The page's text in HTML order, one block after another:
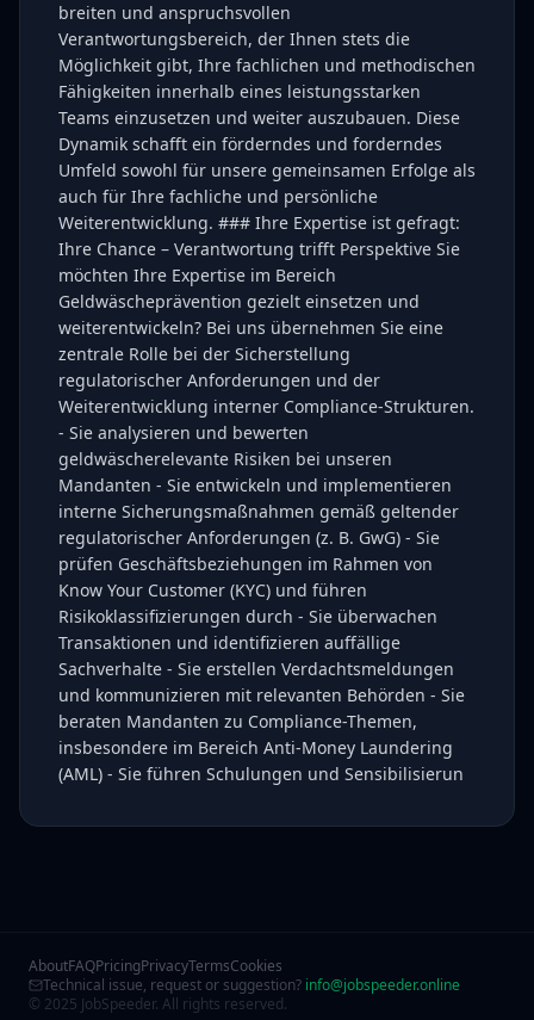
breiten und anspruchsvollen
Verantwortungsbereich, der Ihnen stets die
Möglichkeit gibt, Ihre fachlichen und methodischen
Fähigkeiten innerhalb eines leistungsstarken
Teams einzusetzen und weiter auszubauen. Diese
Dynamik schafft ein förderndes und forderndes
Umfeld sowohl für unsere gemeinsamen Erfolge als
auch für Ihre fachliche und persönliche
Weiterentwicklung. ### Ihre Expertise ist gefragt:
Ihre Chance – Verantwortung trifft Perspektive Sie
möchten Ihre Expertise im Bereich
Geldwäscheprävention gezielt einsetzen und
weiterentwickeln? Bei uns übernehmen Sie eine
zentrale Rolle bei der Sicherstellung
regulatorischer Anforderungen und der
Weiterentwicklung interner Compliance-Strukturen.
- Sie analysieren und bewerten
geldwäscherelevante Risiken bei unseren
Mandanten - Sie entwickeln und implementieren
interne Sicherungsmaßnahmen gemäß geltender
regulatorischer Anforderungen (z. B. GwG) - Sie
prüfen Geschäftsbeziehungen im Rahmen von
Know Your Customer (KYC) und führen
Risikoklassifizierungen durch - Sie überwachen
Transaktionen und identifizieren auffällige
Sachverhalte - Sie erstellen Verdachtsmeldungen
und kommunizieren mit relevanten Behörden - Sie
beraten Mandanten zu Compliance-Themen,
insbesondere im Bereich Anti-Money Laundering
(AML) - Sie führen Schulungen und Sensibilisierun
AboutFAQPricingPrivacyTermsCookies
Technical issue, request or suggestion? info@jobspeeder.online
© 2025 JobSpeeder. All rights reserved.